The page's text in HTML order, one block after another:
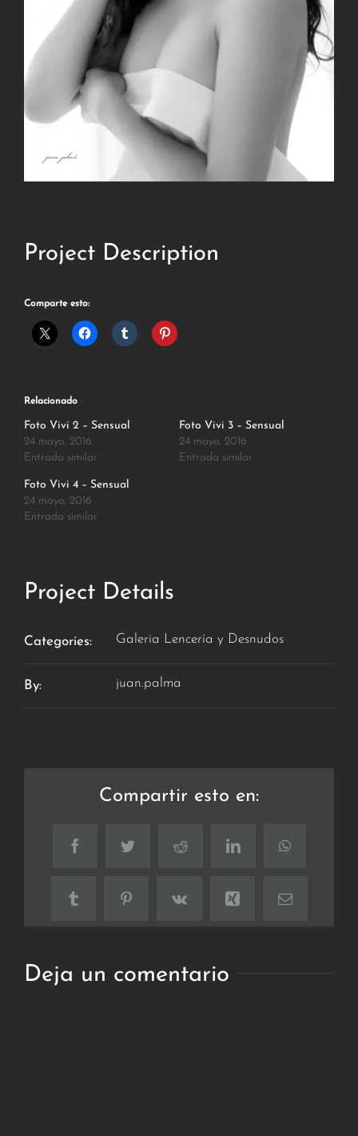
Project Description
Comparte esto:
Relacionado
Foto Vivi 2 – Sensual
24 mayo, 2016
Entrada similar
Foto Vivi 3 – Sensual
24 mayo, 2016
Entrada similar
Foto Vivi 4 – Sensual
24 mayo, 2016
Entrada similar
Project Details
Categories: Galeria Lencería y Desnudos
By: juan.palma
Compartir esto en:
FacebookTwitter Reddit LinkedInWhatsApp
Tumblr PinterestVk Xing
Correo
Deja un comentario